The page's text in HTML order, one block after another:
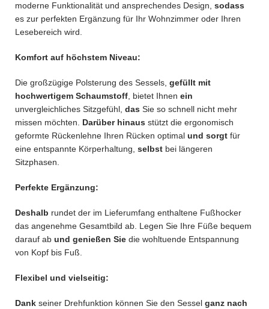
moderne Funktionalität und ansprechendes Design, sodass
es zur perfekten Ergänzung für Ihr Wohnzimmer oder Ihren
Lesebereich wird.
Komfort auf höchstem Niveau:
Die großzügige Polsterung des Sessels, gefüllt mit
hochwertigem Schaumstoff , bietet Ihnen ein
unvergleichliches Sitzgefühl, das Sie so schnell nicht mehr
missen möchten. Darüber hinaus stützt die ergonomisch
geformte Rückenlehne Ihren Rücken optimal und sorgt für
eine entspannte Körperhaltung, selbst bei längeren
Sitzphasen.
Perfekte Ergänzung:
Deshalb rundet der im Lieferumfang enthaltene Fußhocker
das angenehme Gesamtbild ab. Legen Sie Ihre Füße bequem
darauf ab und genießen Sie die wohltuende Entspannung
von Kopf bis Fuß.
Flexibel und vielseitig:
Dank seiner Drehfunktion können Sie den Sessel ganz nach